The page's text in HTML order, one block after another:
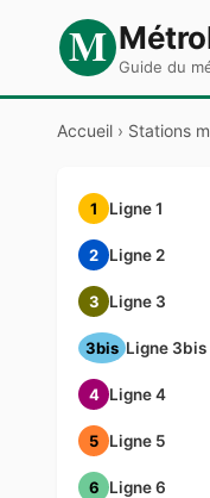
M Guide du
Accueil › Stations
1 Ligne 1
2 Ligne 2
3 Ligne 3
3bis Ligne 3bis
4 Ligne 4
5 Ligne 5
6 Ligne 6